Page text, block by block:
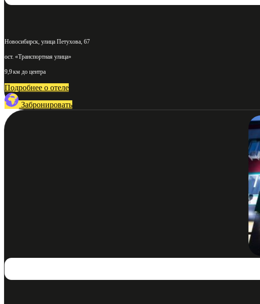
Новосибирск, улица Петухова, 67
ост. «Транспортная улица»
9,9 км до центра
Подробнее о отеле
Забронировать